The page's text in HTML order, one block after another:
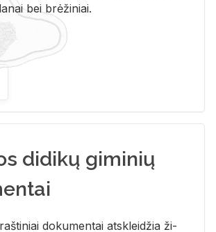
bei brė­ži­niai.
didikų giminių
do­ku­men­tai at­sklei­džia ži­